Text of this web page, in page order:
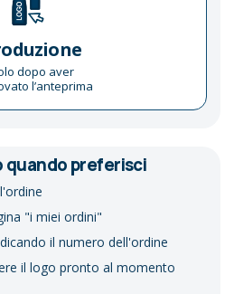
dopo aver
l’anteprima
quando preferisci
"i miei ordini"
il numero dell'ordine
il logo pronto al momento